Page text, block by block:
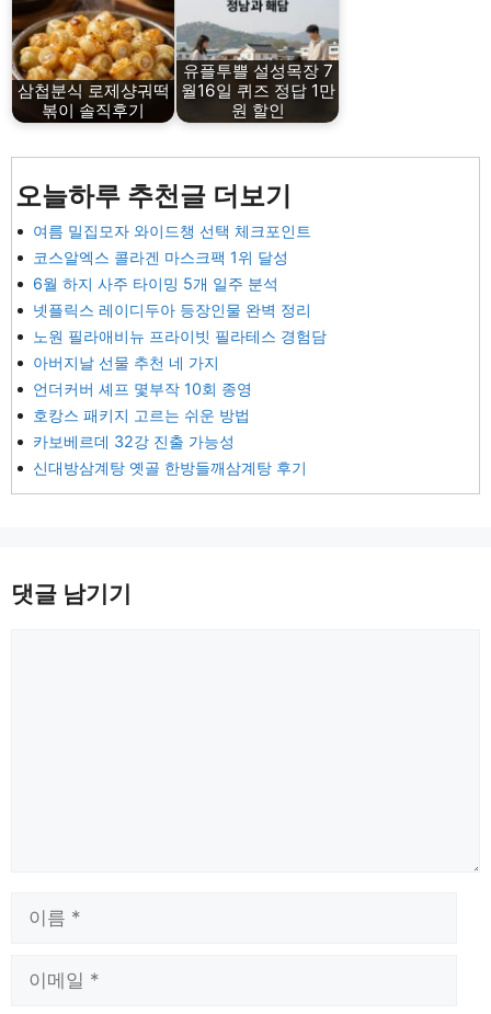
삼첩분식 로제샹궈떡
볶이 솔직후기
유플투쁠 설성목장 7
월16일 퀴즈 정답 1만
원 할인
오늘하루 추천글 더보기
여름 밀집모자 와이드챙 선택 체크포인트
코스알엑스 콜라겐 마스크팩 1위 달성
6월 하지 사주 타이밍 5개 일주 분석
넷플릭스 레이디두아 등장인물 완벽 정리
노원 필라애비뉴 프라이빗 필라테스 경험담
아버지날 선물 추천 네 가지
언더커버 셰프 몇부작 10회 종영
호캉스 패키지 고르는 쉬운 방법
카보베르데 32강 진출 가능성
신대방삼계탕 옛골 한방들깨삼계탕 후기
댓글 남기기